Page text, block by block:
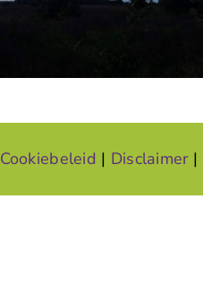
Cookiebeleid | Disclaimer|